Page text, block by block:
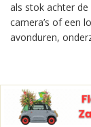
als stok achter
camera’s of een
avonduren,